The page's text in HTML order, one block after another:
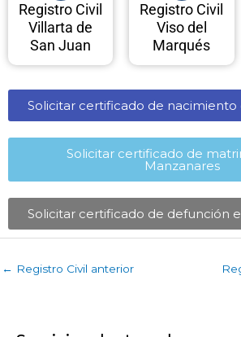
Registro Civil
Villarta de
San Juan
Registro Civil
Viso del
Marqués
Solicitar certificado de nacimiento
Solicitar certificado de
Manzanares​
Solicitar certificado de defunción
← Registro Civil anterior